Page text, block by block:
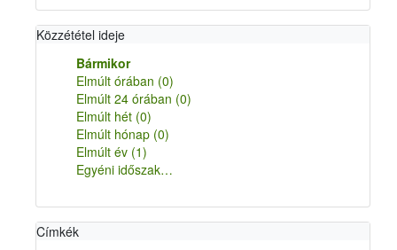
Közzététel ideje
Bármikor
Elmúlt órában (0)
Elmúlt 24 órában (0)
Elmúlt hét (0)
Elmúlt hónap (0)
Elmúlt év (1)
Egyéni időszak…
Címkék